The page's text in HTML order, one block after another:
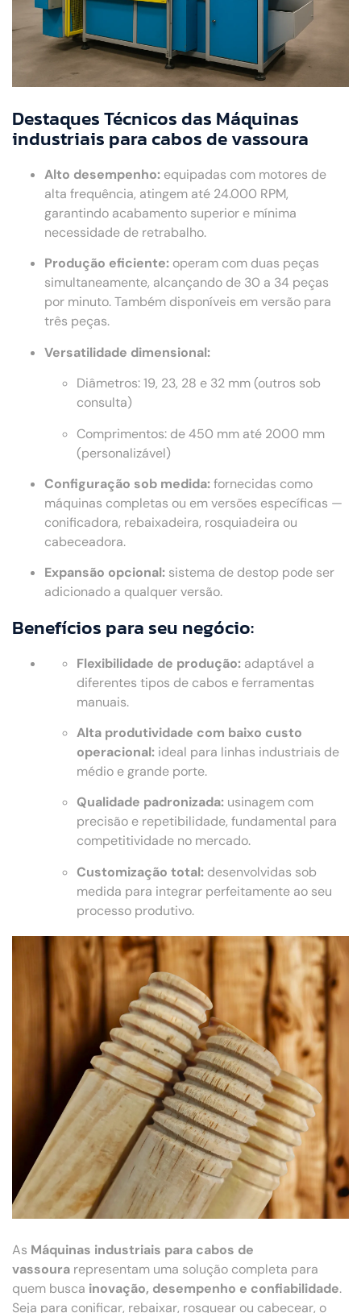
Destaques Técnicos das Máquinas
industriais para cabos de vassoura
Alto desempenho: equipadas com motores de
alta frequência, atingem até 24.000 RPM,
garantindo acabamento superior e mínima
necessidade de retrabalho.
Produção eficiente: operam com duas peças
simultaneamente, alcançando de 30 a 34 peças
por minuto. Também disponíveis em versão para
três peças.
Versatilidade dimensional:
Diâmetros: 19, 23, 28 e 32 mm (outros sob
consulta)
Comprimentos: de 450 mm até 2000 mm
(personalizável)
Configuração sob medida:fornecidas como
máquinas completas ou em versões específicas —
conificadora, rebaixadeira, rosquiadeira ou
cabeceadora.
Expansão opcional: sistema de destop pode ser
adicionado a qualquer versão.
Benefícios para seu negócio:
Flexibilidade de produção: adaptável a
diferentes tipos de cabos e ferramentas
manuais.
Alta produtividade com baixo custo
operacional: ideal para linhas industriais de
médio e grande porte.
Qualidade padronizada: usinagem com
precisão e repetibilidade, fundamental para
competitividade no mercado.
Customização total: desenvolvidas sob
medida para integrar perfeitamente ao seu
processo produtivo.
As Máquinas industriais para cabos de
vassoura representam uma solução completa para
quem busca inovação, desempenho e confiabilidade.
Seja para conificar, rebaixar, rosquear ou cabecear, o